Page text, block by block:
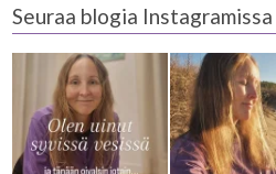
Seuraa blogia Instagramissa